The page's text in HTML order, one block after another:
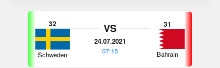
32
Schweden
VS
24.07.2021
07:15
31
Bahrain